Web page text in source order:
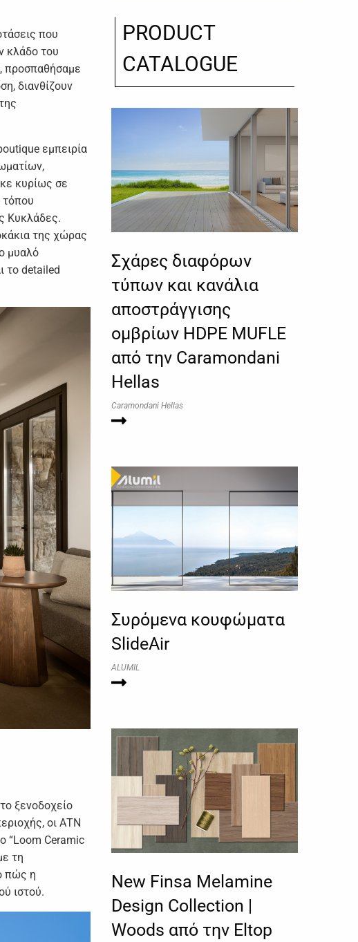
που
κλάδο του
προσπαθήσαμε
διανθίζουν
εμπειρία
κυρίως σε
τόπου
Κυκλάδες.
της χώρας
μυαλό
το detailed
ξενοδοχείο
οι ΑΤΝ
“Loom Ceramic
τη
πώς η
ιστού.
PRODUCT
CATALOGUE
Σχάρες διαφόρων
τύπων και κανάλια
αποστράγγισης
ομβρίων HDPE MUFLE
από την Caramondani
Hellas
Caramondani Hellas
Συρόμενα κουφώματα
SlideAir
ALUMIL
New Finsa Melamine
Design Collection |
Woods από την Eltop